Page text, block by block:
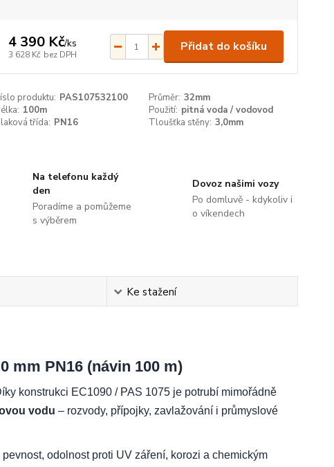
4 390 Kč/ks
3 628 Kč bez DPH
Přidat do košíku
produktu: PAS107532100 Průměr: 32mm
100m Použití: pitná voda / vodovod
třída: PN16 Tloušťka stěny: 3,0mm
Na telefonu každý
den
Poradíme a pomůžeme
s výběrem
Dovoz našimi vozy
Po domluvě - kdykoliv i
o víkendech
Ke stažení
mm PN16 (návin 100 m)
konstrukci EC1090 / PAS 1075 je potrubí mimořádně
vodu – rozvody, přípojky, zavlažování i průmyslové
odolnost proti UV záření, korozi a chemickým